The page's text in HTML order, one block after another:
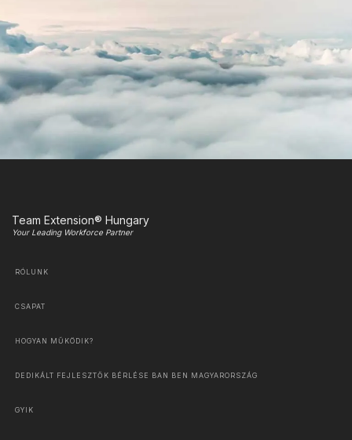
Team Extension® Hungary
Your Leading Workforce Partner
RÓLUNK
CSAPAT
HOGYAN MŰKÖDIK?
DEDIKÁLT FEJLESZTŐK BÉRLÉSE BAN BEN MAGYARORSZÁG
GYIK